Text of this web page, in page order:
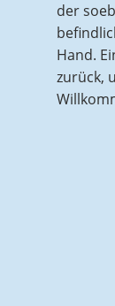
der
Hand.
zurück,